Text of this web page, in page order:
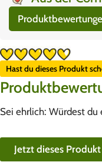
Hast du dieses Produkt
Sei ehrlich: Würdest
Jetzt dieses